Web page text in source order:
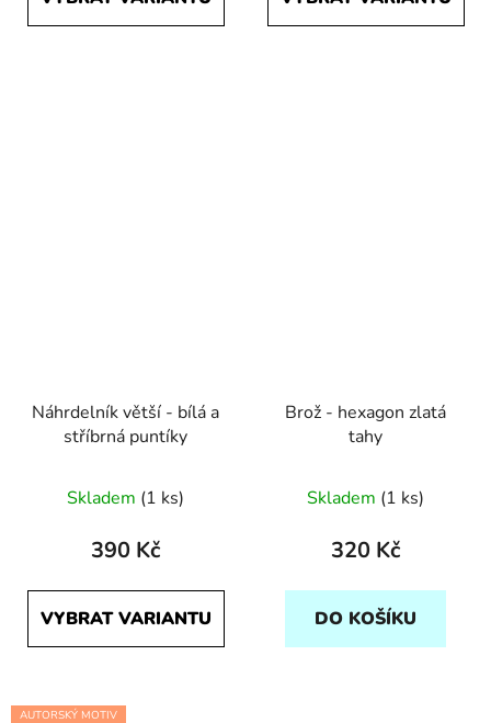
Náhrdelník větší - bílá a
stříbrná puntíky
hodnocení
produktu
5,0
z
Skladem (1 ks)
390 Kč
VYBRAT VARIANTU
Brož - hexagon zlatá
tahy
Skladem (1 ks)
320 Kč
DO KOŠÍKU
AUTORSKÝ MOTIV